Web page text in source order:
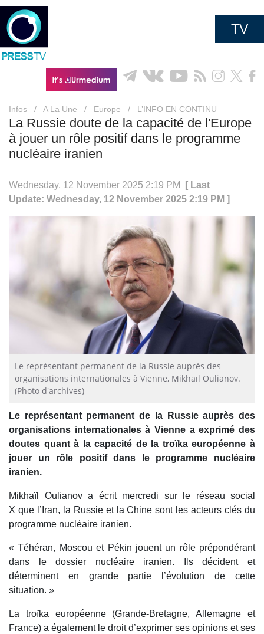
TV
Infos / A La Une / Europe / L’INFO EN CONTINU
La Russie doute de la capacité de l'Europe
à jouer un rôle positif dans le programme
nucléaire iranien
Wednesday, 12 November 2025 2:19 PM
[ Last
Update: Wednesday, 12 November 2025 2:19 PM ]
Le représentant permanent de la Russie auprès des
organisations internationales à Vienne, Mikhaïl Oulianov.
(Photo d'archives)
Le représentant permanent de la Russie auprès des
organisations internationales à Vienne a exprimé des
doutes quant à la capacité de la troïka européenne à
jouer un rôle positif dans le programme nucléaire
iranien.
Mikhaïl Oulianov a écrit mercredi sur le réseau social
X que l’Iran, la Russie et la Chine sont les acteurs clés du
programme nucléaire iranien.
« Téhéran, Moscou et Pékin jouent un rôle prépondérant
dans le dossier nucléaire iranien. Ils décident et
déterminent en grande partie l’évolution de cette
situation. »
La troïka européenne (Grande-Bretagne, Allemagne et
France) a également le droit d’exprimer ses opinions et ses